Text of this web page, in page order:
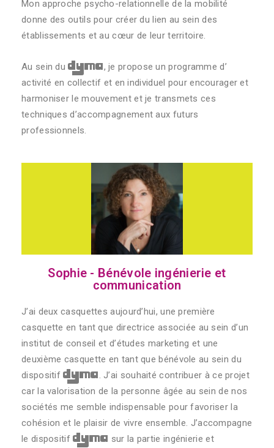
Mon approche psycho-relationnelle de la mobilité
donne des outils pour créer du lien au sein des
établissements et au cœur de leur territoire.
Au sein dudyma, je propose un programme d’
activité en collectif et en individuel pour encourager et
harmoniser le mouvement et je transmets ces
techniques d’accompagnement aux futurs
professionnels.
Sophie - Bénévole ingénierie et
communication
J’ai deux casquettes aujourd’hui, une première
casquette en tant que directrice associée au sein d’un
institut de conseil et d’études marketing et une
deuxième casquette en tant que bénévole au sein du
dispositifdyma. J’ai souhaité contribuer à ce projet
car la valorisation de la personne âgée au sein de nos
sociétés me semble indispensable pour favoriser la
cohésion et le plaisir de vivre ensemble. J’accompagne
le dispositifdyma sur la partie ingénierie et